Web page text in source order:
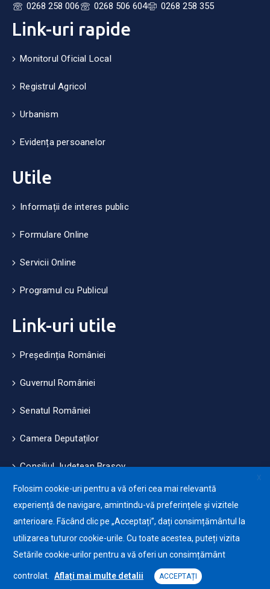
0268 258 006
0268 506 604 0268 258 355
Link-uri rapide
Monitorul Oficial Local
Registrul Agricol
Urbanism
Evidența persoanelor
Utile
Informații de interes public
Formulare Online
Servicii Online
Programul cu Publicul
Link-uri utile
Președinția României
Guvernul României
Senatul României
Camera Deputaților
Consiliul Județean Brașov
Măsuri de mediu și climă
Protecția datelor cu caracter personale (GDPR)
Politica de utilizare a Cookie-urilor
X
Folosim cookie-uri pentru a vă oferi cea mai relevantă
experiență de navigare, amintindu-vă preferințele și vizitele
anterioare. Făcând clic pe „Acceptați”, dați consimțământul la
utilizarea tuturor cookie-urile. Cu toate acestea, puteți vizita
Setările cookie-urilor pentru a vă oferi un consimțământ
controlat. Aflați mai multe detalii ACCEPTAȚI